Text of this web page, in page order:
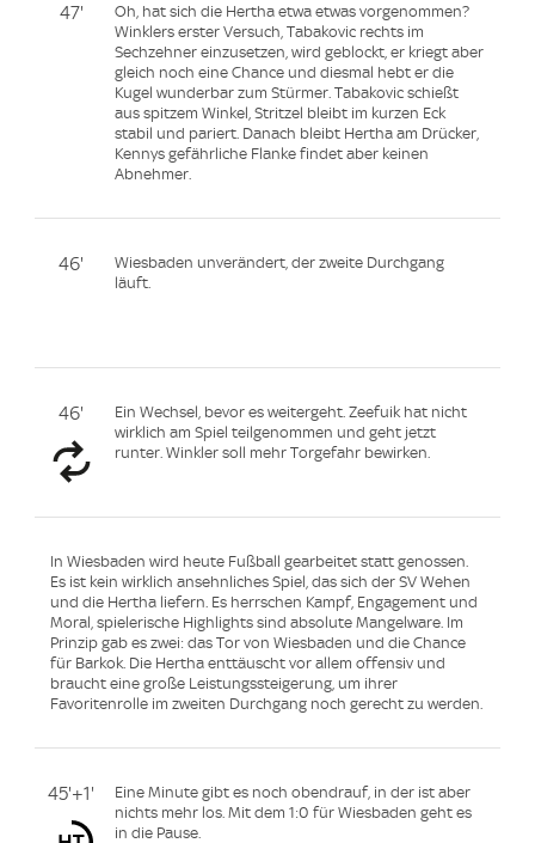
47'
Oh, hat sich die Hertha etwa etwas vorgenommen?
Winklers erster Versuch, Tabakovic rechts im
Sechzehner einzusetzen, wird geblockt, er kriegt aber
gleich noch eine Chance und diesmal hebt er die
Kugel wunderbar zum Stürmer. Tabakovic schießt
aus spitzem Winkel, Stritzel bleibt im kurzen Eck
stabil und pariert. Danach bleibt Hertha am Drücker,
Kennys gefährliche Flanke findet aber keinen
Abnehmer.
46'
Wiesbaden unverändert, der zweite Durchgang
läuft.
46'
Ein Wechsel, bevor es weitergeht. Zeefuik hat nicht
wirklich am Spiel teilgenommen und geht jetzt
runter. Winkler soll mehr Torgefahr bewirken.
In Wiesbaden wird heute Fußball gearbeitet statt genossen.
Es ist kein wirklich ansehnliches Spiel, das sich der SV Wehen
und die Hertha liefern. Es herrschen Kampf, Engagement und
Moral, spielerische Highlights sind absolute Mangelware. Im
Prinzip gab es zwei: das Tor von Wiesbaden und die Chance
für Barkok. Die Hertha enttäuscht vor allem offensiv und
braucht eine große Leistungssteigerung, um ihrer
Favoritenrolle im zweiten Durchgang noch gerecht zu werden.
45'+1'
Eine Minute gibt es noch obendrauf, in der ist aber
nichts mehr los. Mit dem 1:0 für Wiesbaden geht es
in die Pause.